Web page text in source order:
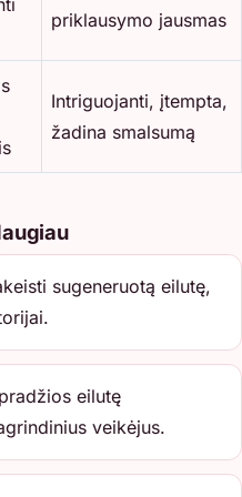
priklausymo jausmas
Intriguojanti, įtempta,
žadina smalsumą
sugeneruotą eilutę,
eilutę
veikėjus.